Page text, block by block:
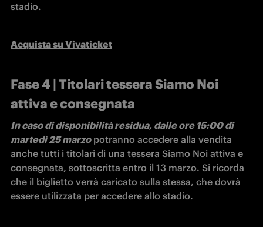
stadio.
Acquista su Vivaticket
Fase 4 | Titolari tessera Siamo Noi
attiva e consegnata
In caso di disponibilità residua, dalle ore 15:00 di
martedì 25 marzo potranno accedere alla vendita
anche tutti i titolari di una tessera Siamo Noi attiva e
consegnata, sottoscritta entro il 13 marzo. Si ricorda
che il biglietto verrà caricato sulla stessa, che dovrà
essere utilizzata per accedere allo stadio.